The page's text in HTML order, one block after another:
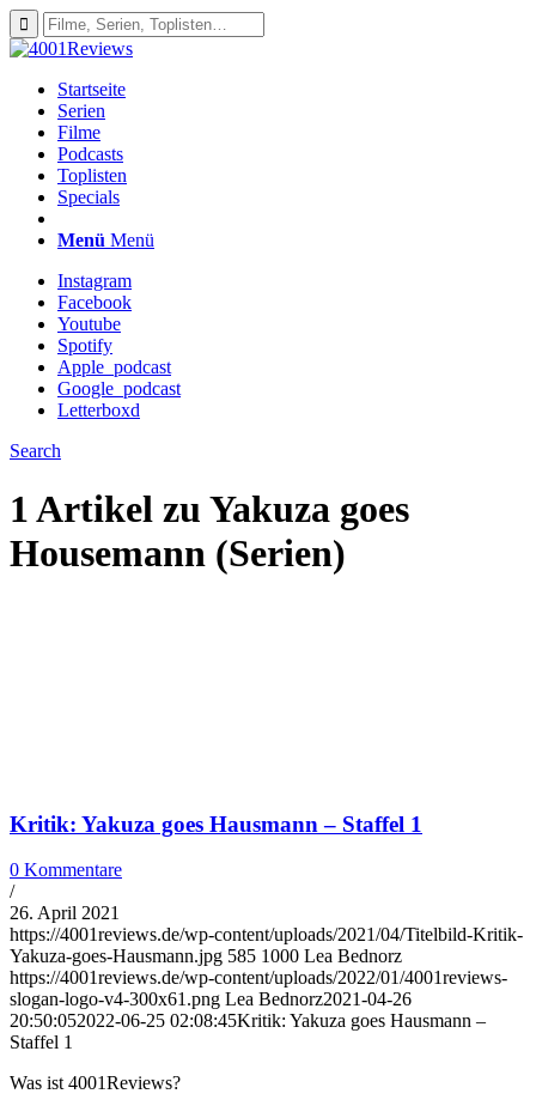
Startseite
Serien
Filme
Podcasts
Toplisten
Specials
Menü Menü
Instagram
Facebook
Youtube
Spotify
Apple_podcast
Google_podcast
Letterboxd
Search
1 Artikel zu Yakuza goes
Housemann (Serien)
Kritik: Yakuza goes Hausmann – Staffel 1
0 Kommentare
/
26. April 2021
https://4001reviews.de/wp-content/uploads/2021/04/Titelbild-Kritik-
Yakuza-goes-Hausmann.jpg 585 1000 Lea Bednorz
https://4001reviews.de/wp-content/uploads/2022/01/4001reviews-
slogan-logo-v4-300x61.png Lea Bednorz2021-04-26
20:50:052022-06-25 02:08:45Kritik: Yakuza goes Hausmann –
Staffel 1
Was ist 4001Reviews?